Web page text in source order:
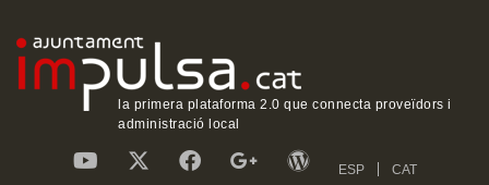
la primera plataforma 2.0 que connecta proveïdors i
administració local
ESP CAT